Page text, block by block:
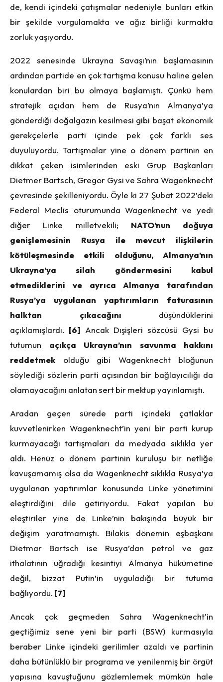
de, kendi içindeki çatışmalar nedeniyle bunları etkin
bir şekilde vurgulamakta ve ağız birliği kurmakta
zorluk yaşıyordu.
2022 senesinde Ukrayna Savaşı’nın başlamasının
ardından partide en çok tartışma konusu haline gelen
konulardan biri bu olmaya başlamıştı. Çünkü hem
stratejik açıdan hem de Rusya’nın Almanya’ya
gönderdiği doğalgazın kesilmesi gibi başat ekonomik
gerekçelerle parti içinde pek çok farklı ses
duyuluyordu. Tartışmalar yine o dönem partinin en
dikkat çeken isimlerinden eski Grup Başkanları
Dietmer Bartsch, Gregor Gysi ve Sahra Wagenknecht
çevresinde şekilleniyordu. Öyle ki 27 Şubat 2022’deki
Federal Meclis oturumunda Wagenknecht ve yedi
diğer Linke milletvekili; NATO’nun doğuya
genişlemesinin Rusya ile mevcut ilişkilerin
kötüleşmesinde etkili olduğunu, Almanya’nın
Ukrayna’ya silah göndermesini kabul
etmediklerini ve ayrıca Almanya tarafından
Rusya’ya uygulanan yaptırımların faturasının
halktan çıkacağını düşündüklerini
açıklamışlardı. [6] Ancak Dışişleri sözcüsü Gysi bu
tutumun açıkça Ukrayna’nın savunma hakkını
reddetmek olduğu gibi Wagenknecht bloğunun
söylediği sözlerin parti açısından bir bağlayıcılığı da
olamayacağını anlatan sert bir mektup yayınlamıştı.
Aradan geçen sürede parti içindeki çatlaklar
kuvvetlenirken Wagenknecht’in yeni bir parti kurup
kurmayacağı tartışmaları da medyada sıklıkla yer
aldı. Henüz o dönem partinin kuruluşu bir netliğe
kavuşamamış olsa da Wagenknecht sıklıkla Rusya’ya
uygulanan yaptırımlar konusunda Linke yönetimini
eleştirdiğini dile getiriyordu. Fakat yapılan bu
eleştiriler yine de Linke’nin bakışında büyük bir
değişim yaratmamıştı. Bilakis dönemin eşbaşkanı
Dietmar Bartsch ise Rusya’dan petrol ve gaz
ithalatının uğradığı kesintiyi Almanya hükümetine
değil, bizzat Putin’in uyguladığı bir tutuma
bağlıyordu. [7]
Ancak çok geçmeden Sahra Wagenknecht’in
geçtiğimiz sene yeni bir parti (BSW) kurmasıyla
beraber Linke içindeki gerilimler azaldı ve partinin
daha bütünlüklü bir programa ve yenilenmiş bir örgüt
yapısına kavuştuğunu gözlemlemek mümkün hale